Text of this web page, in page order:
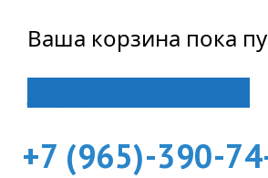
Ваша корзина пока
+7 (965)-390-